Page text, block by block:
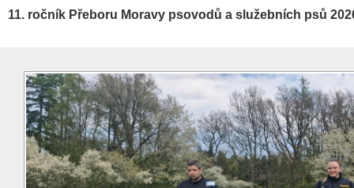
11. ročník Přeboru Moravy psovodů a služebních psů